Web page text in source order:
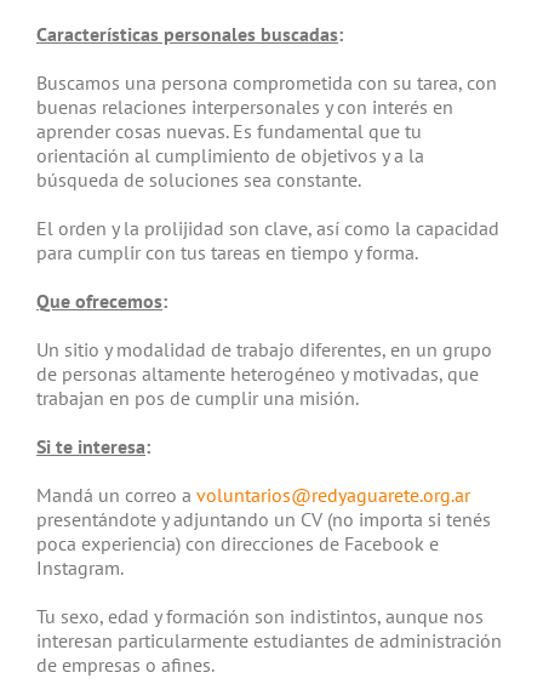
Características personales buscadas:
Buscamos una persona comprometida con su tarea, con
buenas relaciones interpersonales y con interés en
aprender cosas nuevas. Es fundamental que tu
orientación al cumplimiento de objetivos y a la
búsqueda de soluciones sea constante.
El orden y la prolijidad son clave, así como la capacidad
para cumplir con tus tareas en tiempo y forma.
Que ofrecemos:
Un sitio y modalidad de trabajo diferentes, en un grupo
de personas altamente heterogéneo y motivadas, que
trabajan en pos de cumplir una misión.
Si te interesa:
Mandá un correo a voluntarios@redyaguarete.org.ar
presentándote y adjuntando un CV (no importa si tenés
poca experiencia) con direcciones de Facebook e
Instagram.
Tu sexo, edad y formación son indistintos, aunque nos
interesan particularmente estudiantes de administración
de empresas o afines.